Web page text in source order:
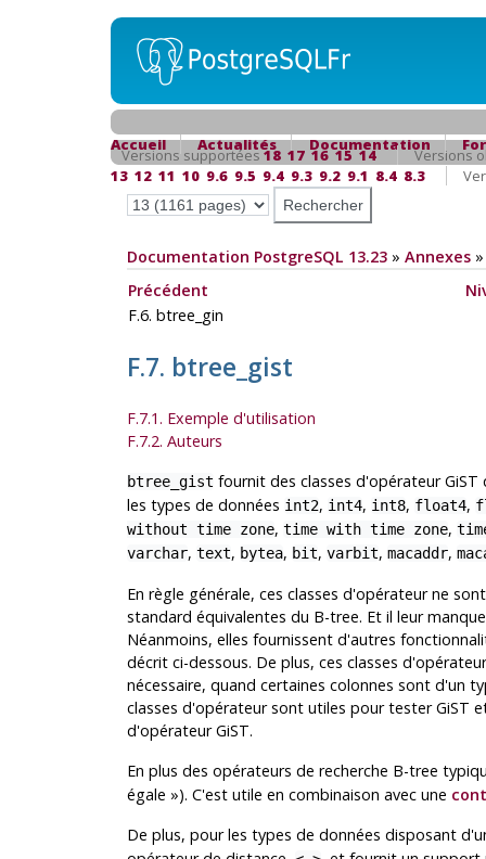
Accueil Actualités Documentation
Versions supportées18 17 16 15 14
Versions
13 12 11 10 9.6 9.5 9.4 9.3 9.2 9.1 8.4 8.3
Documentation PostgreSQL 13.23» Annexes
Précédent
F.6. btree_gin
F.7. btree_gist
F.7.1. Exemple d'utilisation
F.7.2. Auteurs
btree_gist fournit des classes d'opérateur
les types de données int2, int4, int8, float4,
without time zone, time with time zone,
varchar, text, bytea, bit, varbit, macaddr,
En règle générale, ces classes d'opérateur ne
standard équivalentes du B-tree. Et il leur
Néanmoins, elles fournissent d'autres
décrit ci-dessous. De plus, ces classes
nécessaire, quand certaines colonnes sont d'un
classes d'opérateur sont utiles pour tester GiST
d'opérateur GiST.
En plus des opérateurs de recherche B-tree
égale »). C'est utile en combinaison avec une
De plus, pour les types de données disposant